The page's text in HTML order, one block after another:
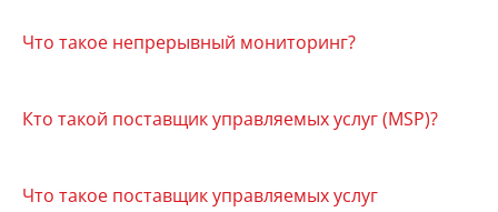
Что такое непрерывный мониторинг?
Кто такой поставщик управляемых услуг (MSP)?
Что такое поставщик управляемых услуг